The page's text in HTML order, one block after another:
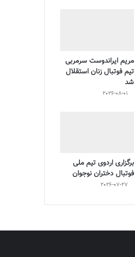
مریم ایراندوست سرمربی
تیم فوتبال زنان استقلال
شد
2026-08-01
برگزاری اردوی تیم ملی
فوتبال دختران نوجوان
2026-07-27